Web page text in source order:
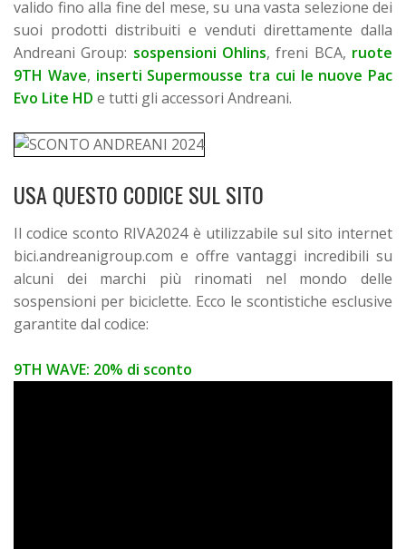
valido fino alla fine del mese, su una vasta selezione dei
suoi prodotti distribuiti e venduti direttamente dalla
Andreani Group: sospensioni Ohlins, freni BCA, ruote
9TH Wave, inserti Supermousse tra cui le nuove Pac
Evo Lite HD e tutti gli accessori Andreani.
USA QUESTO CODICE SUL SITO
Il codice sconto RIVA2024 è utilizzabile sul sito internet
bici.andreanigroup.com e offre vantaggi incredibili su
alcuni dei marchi più rinomati nel mondo delle
sospensioni per biciclette. Ecco le scontistiche esclusive
garantite dal codice:
9TH WAVE: 20% di sconto